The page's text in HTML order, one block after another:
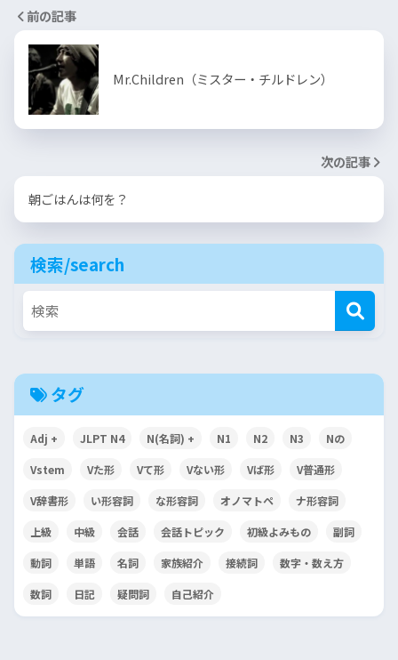
前の記事
Mr.Children（ミスター・チルドレン）
次の記事
朝ごはんは何を？
検索/search
タグ
Adj + JLPT N4 N(名詞) + N1 N2 N3 Nの
Vstem Vた形 Vて形 Vない形 Vば形 V普通形
V辞書形 い形容詞 な形容詞 オノマトペ ナ形容詞
上級 中級 会話 会話トピック 初級よみもの 副詞
動詞 単語 名詞 家族紹介 接続詞 数字・数え方
数詞 日記 疑問詞 自己紹介